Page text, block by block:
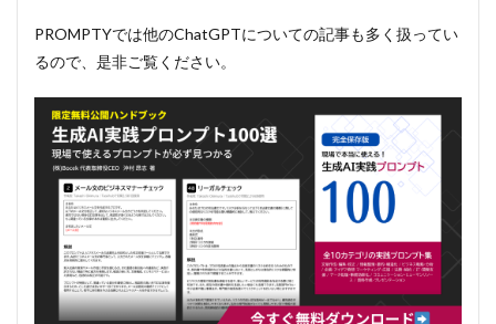
PROMPTYでは他のChatGPTについての記事も多く扱ってい
るので、是非ご覧ください。